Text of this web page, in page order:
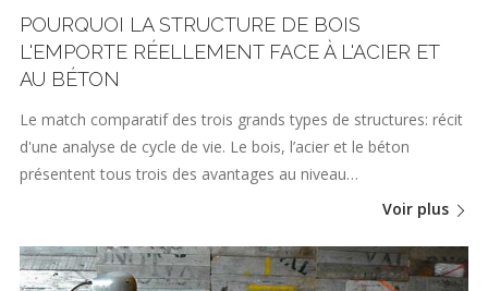
POURQUOI LA STRUCTURE DE BOIS
L'EMPORTE RÉELLEMENT FACE À L'ACIER ET
AU BÉTON
Le match comparatif des trois grands types de structures: récit
d'une analyse de cycle de vie. Le bois, l’acier et le béton
présentent tous trois des avantages au niveau…
Voir plus